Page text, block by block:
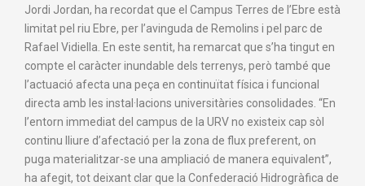
Jordi Jordan, ha recordat que el Campus Terres de l’Ebre està
limitat pel riu Ebre, per l’avinguda de Remolins i pel parc de
Rafael Vidiella. En este sentit, ha remarcat que s’ha tingut en
compte el caràcter inundable dels terrenys, però també que
l’actuació afecta una peça en continuïtat física i funcional
directa amb les instal·lacions universitàries consolidades. “En
l’entorn immediat del campus de la URV no existeix cap sòl
continu lliure d’afectació per la zona de flux preferent, on
puga materialitzar-se una ampliació de manera equivalent”,
ha afegit, tot deixant clar que la Confederació Hidrogràfica de